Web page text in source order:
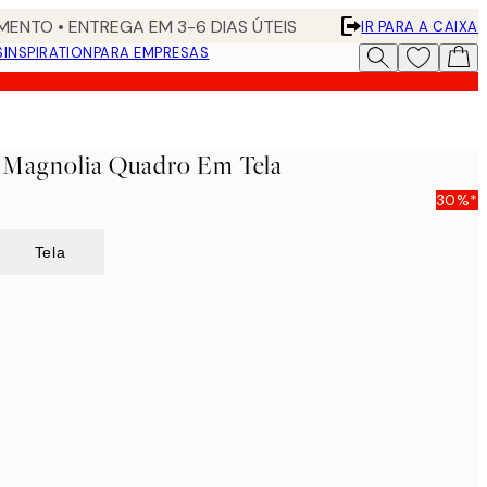
• ENTREGA EM 3-6 DIAS ÚTEIS
IR PARA A CAIXA
INSPIRATIONPARA EMPRESAS
Quadro Em Tela
30%*
Tela